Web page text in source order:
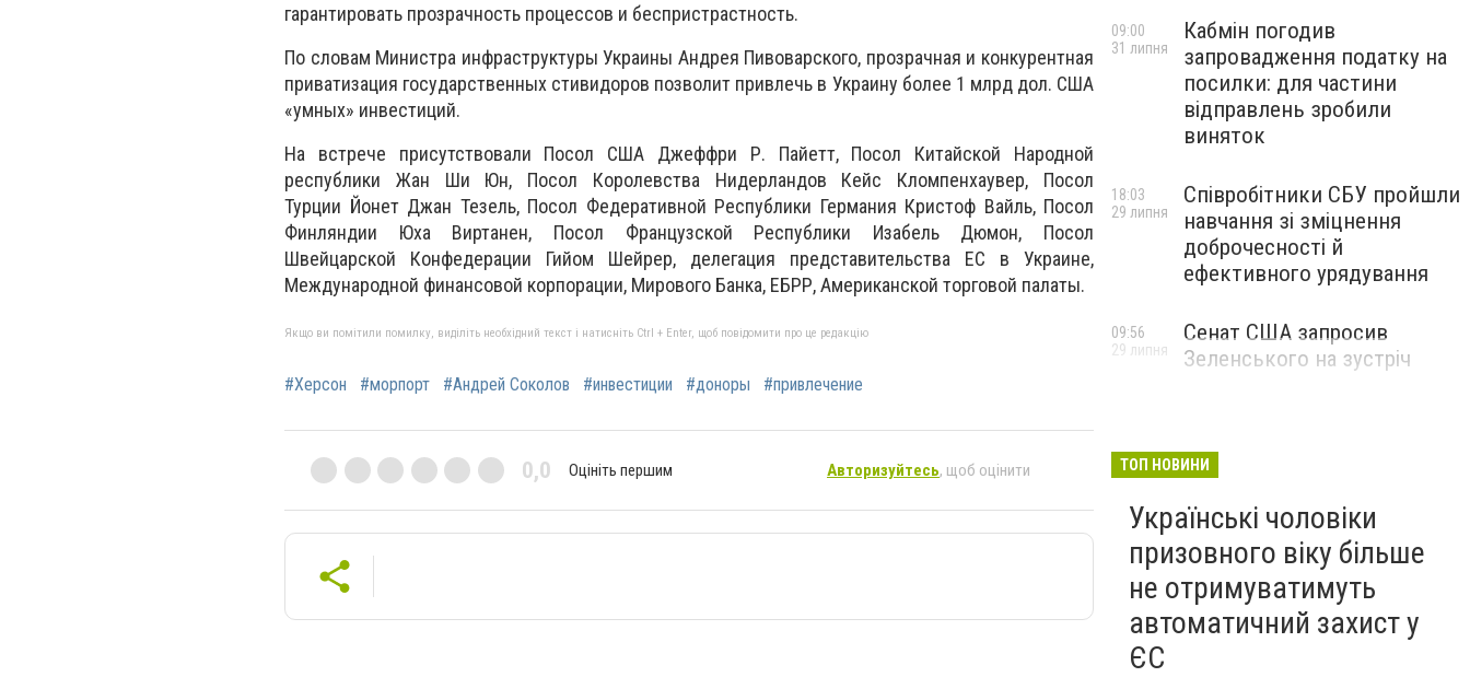
гарантировать прозрачность процессов и беспристрастность.
По словам Министра инфраструктуры Украины Андрея Пивоварского, прозрачная и конкурентная
приватизация государственных стивидоров позволит привлечь в Украину более 1 млрд дол. США
«умных» инвестиций.
На встрече присутствовали Посол США Джеффри Р. Пайетт, Посол Китайской Народной
республики Жан Ши Юн, Посол Королевства Нидерландов Кейс Кломпенхаувер, Посол
Турции Йонет Джан Тезель, Посол Федеративной Республики Германия Кристоф Вайль, Посол
Финляндии Юха Виртанен, Посол Французской Республики Изабель Дюмон, Посол
Швейцарской Конфедерации Гийом Шейрер, делегация представительства ЕС в Украине,
Международной финансовой корпорации, Мирового Банка, ЕБРР, Американской торговой палаты.
Якщо ви помітили помилку, виділіть необхідний текст і натисніть Ctrl + Enter, щоб повідомити про це редакцію
#Херсон #морпорт #Андрей Соколов #инвестиции #доноры #привлечение
0,0 Оцініть першим Авторизуйтесь, щоб оцінити
Кабмін погодив
запровадження податку на
посилки: для частини
відправлень зробили
виняток
09:00
31 липня
Співробітники СБУ пройшли
навчання зі зміцнення
доброчесності й
ефективного урядування
18:03
29 липня
Сенат США запросив
Зеленського на зустріч
09:56
29 липня
ТОП НОВИНИ
Українські чоловіки
призовного віку більше
не отримуватимуть
автоматичний захист у
ЄС